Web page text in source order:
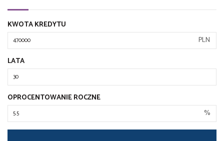
KWOTA KREDYTU
PLN
LATA
OPROCENTOWANIE ROCZNE
%